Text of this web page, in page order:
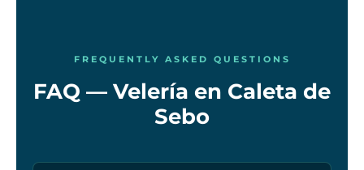
FREQUENTLY ASKED QUESTIONS
FAQ — Velería en Caleta de
Sebo